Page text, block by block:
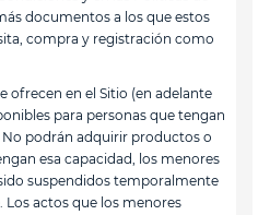
documentos a los que estos
compra y registración como
ofrecen en el Sitio (en adelante
para personas que tengan
podrán adquirir productos o
esa capacidad, los menores
suspendidos temporalmente
actos que los menores